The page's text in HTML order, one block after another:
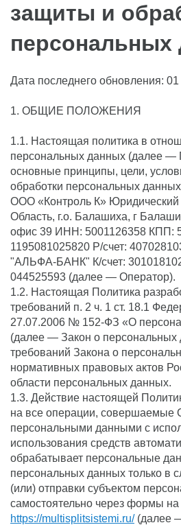
защиты и
персональных
Дата последнего обновления:
1. ОБЩИЕ ПОЛОЖЕНИЯ
1.1. Настоящая политика в
персональных данных (далее —
основные принципы, цели,
обработки персональных
ООО «Контроль К» Юридический
Область, г.о. Балашиха, г
офис 39 ИНН: 5001126358 КПП:
1195081025820 Р/счет:
"АЛЬФА-БАНК" К/счет:
044525593 (далее — Оператор).
1.2. Настоящая Политика
требований п. 2 ч. 1 ст. 18.1
27.07.2006 № 152-ФЗ «О
(далее — Закон о персональных
требований Закона о
нормативных правовых актов
области персональных данных.
1.3. Действие настоящей
на все операции, совершаемые
персональными данными с
использования средств
обрабатывает персональные
персональных данных только в
(или) отправки субъектом
самостоятельно через формы на
https://multisplitsistemi.ru/(далее